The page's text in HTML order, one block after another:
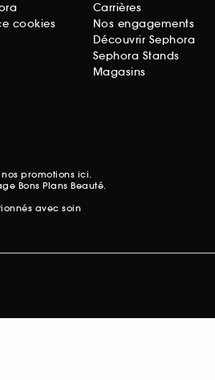
cookies
Carrières
Nos engagements
Découvrir Sephora
Sephora Stands
Magasins
promotions ici.
Bons Plans Beauté.
avec soin